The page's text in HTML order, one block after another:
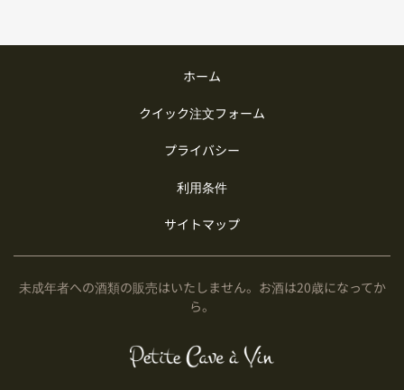
ホーム
クイック注文フォーム
プライバシー
利用条件
サイトマップ
未成年者への酒類の販売はいたしません。お酒は20歳になってか
ら。